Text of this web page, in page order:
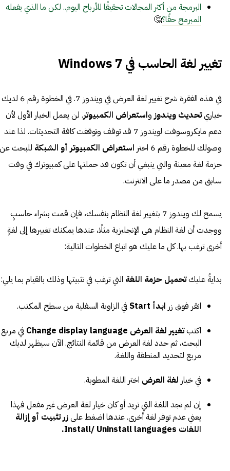
البرمجة من أكثر المجالات تحقيقًا للأرباح اليوم.. لكن ما الذي يفعله
المبرمج حقًا؟🤔
تغيير لغة الحاسب في Windows 7
في هذه الفقرة شرح تغيير لغة العرض في ويندوز 7. في الخطوة رقم 6 لديك
خياريتحديث ويندوزواستعراض الكمبيوتر. لن يعمل الخيار الأول لأن
دعم مايكروسوفت لويندوز 7 قد توقف وتوقفت كافة التحديثات. لذا عند
وصولك للخطوة رقم 6 اختر
استعراض الكمبيوتر أو الشبكة للبحث عن
حزمة لغة معينة والتي ينبغي أن تكون قد حملتها على كمبيوترك في وقت
سابق من مصدر ما على الانترنت.
يسمح لك ويندوز 7 بتغيير لغة النظام بنفسك، فإن قمت بشراء حاسبٍ
ووجدت أن لغة النظام هي الإنجليزية مثلًا، عندها يمكنك تغييرها إلى لغةٍ
أخرى ترغب بها. كل ما عليك هو اتباع الخطوات التالية:
بدايةً عليكتحميل حزمة اللغة التي ترغب في تثبيتها وذلك بالقيام بما يلي:
انقر فوق زر ابدأ Start
في الزاوية السفلية من سطح المكتب.
اكتبتغيير لغة العرض Change display language
في مربع
البحث، ثم حدد لغة العرض من قائمة النتائج. الآن سيظهر لديك
مربع لتحديد المنطقة واللغة.
في خيار لغة العرض اختر اللغة المطوبة.
إن لم تجد اللغة التي تريد أو كان خيار لغة العرض غير مفعل فهذا
يعني عدم توفر لغة أخرى. عندها اضغط علىزر تثبيت أو إزالة
اللغات Install/ Uninstall languages.